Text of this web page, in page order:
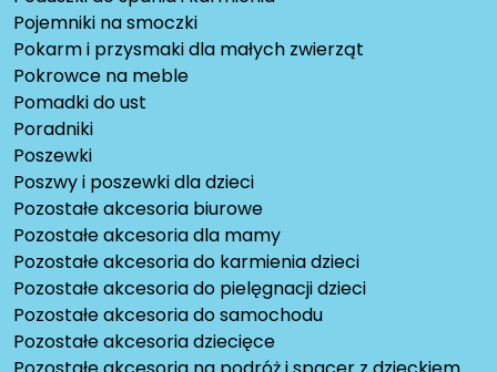
Pojemniki na smoczki
Pokarm i przysmaki dla małych zwierząt
Pokrowce na meble
Pomadki do ust
Poradniki
Poszewki
Poszwy i poszewki dla dzieci
Pozostałe akcesoria biurowe
Pozostałe akcesoria dla mamy
Pozostałe akcesoria do karmienia dzieci
Pozostałe akcesoria do pielęgnacji dzieci
Pozostałe akcesoria do samochodu
Pozostałe akcesoria dziecięce